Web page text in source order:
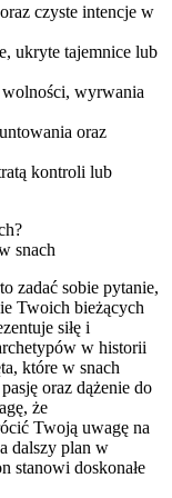
czyste intencje w
ukryte tajemnice lub
wyrwania
oraz
kontroli lub
snach
zadać sobie pytanie,
Twoich bieżących
siłę i
w historii
które w snach
oraz dążenie do
że
Twoją uwagę na
dalszy plan w
stanowi doskonałe